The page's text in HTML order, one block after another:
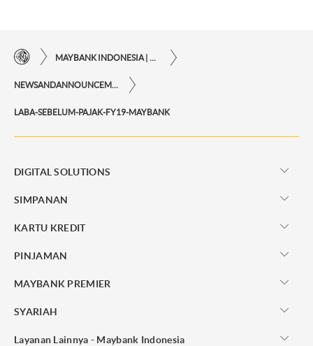
LABA-SEBELUM-PAJAK-FY19-MAYBANK
DIGITAL SOLUTIONS
SIMPANAN
KARTU KREDIT
PINJAMAN
MAYBANK PREMIER
SYARIAH
Layanan Lainnya - Maybank Indonesia